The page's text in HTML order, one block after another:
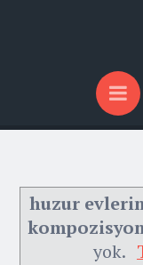
huzur
yok.